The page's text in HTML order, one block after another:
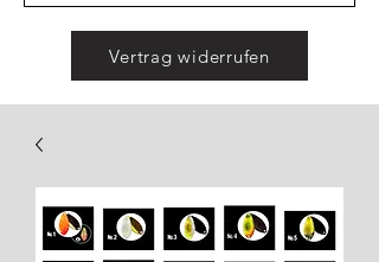
Vertrag widerrufen